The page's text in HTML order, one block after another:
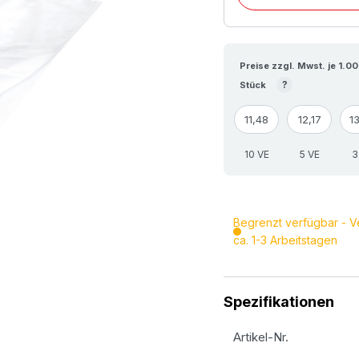
Preise zzgl. Mwst. je
Stück
?
11,48 12,17
10 VE 5 VE
Begrenzt verfügbar -
ca. 1-3 Arbeitstagen
Spezifikationen
Artikel-Nr.